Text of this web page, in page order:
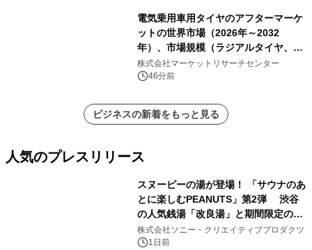
電気乗用車用タイヤのアフターマーケ
ットの世界市場（2026年～2032
年）、市場規模（ラジアルタイヤ、サ
イドウォール補強タイヤ、その他）・
分析レポートを発表
株式会社マーケットリサーチセンター
46分前
ビジネスの新着をもっと見る
人気のプレスリリース
スヌーピーの湯が登場！ 「サウナのあ
とに楽しむPEANUTS」第2弾 渋谷
の人気銭湯「改良湯」と期間限定のコ
ラボレーション サウナイキタイコラ
ボグッズも発売決定！
株式会社ソニー・クリエイティブプロダクツ
1日前